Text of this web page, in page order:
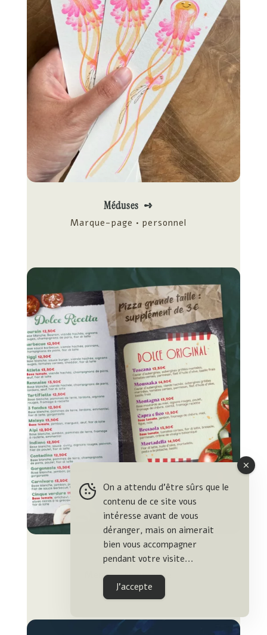
Méduses ➺
Marque-page • personnel
Dolce Pizza
Menus • commande
On a attendu d'être sûrs que le
contenu de ce site vous
intéresse avant de vous
déranger, mais on aimerait
bien vous accompagner
pendant votre visite...
J'accepte